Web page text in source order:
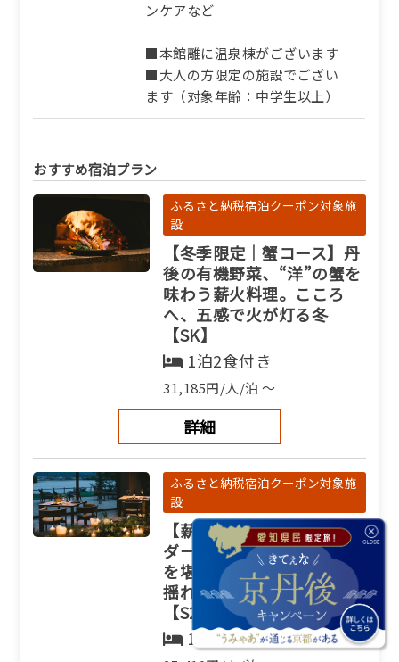
ンケアなど
■本館離に温泉棟がございます
■大人の方限定の施設でござい
ます（対象年齢：中学生以上）
おすすめ宿泊プラン
ふるさと納税宿泊クーポン対象施
設
【冬季限定｜蟹コース】丹
後の有機野菜、“洋”の蟹を
味わう薪火料理。こころ
へ、五感で火が灯る冬
【SK】
1泊2食付き
31,185円/人/泊 ～
詳細
ふるさと納税宿泊クーポン対象施
設
【薪火料理｜季節のスタン
ダード】＜丹後の旬の地魚
を堪能＞湖を渡る風、草花
揺れる大人の憩いの旅
【S2】
1泊2食付き